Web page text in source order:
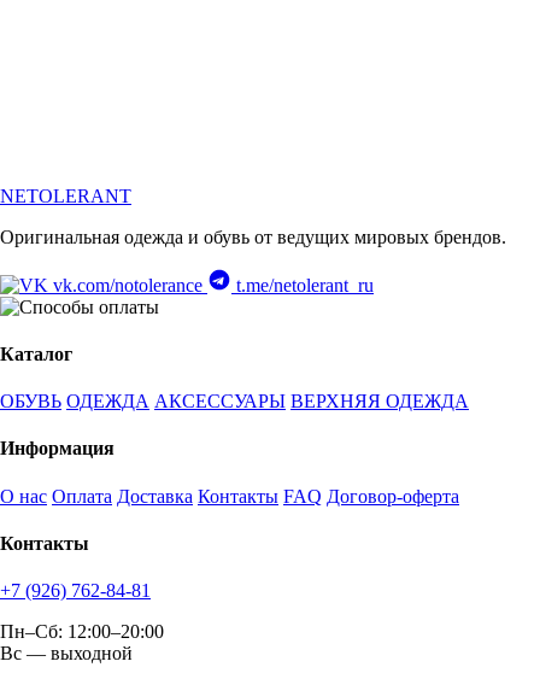
NETOLERANT
Оригинальная одежда и обувь от ведущих мировых брендов.
vk.com/notolerance t.me/netolerant_ru
Каталог
ОБУВЬ ОДЕЖДА АКСЕССУАРЫ ВЕРХНЯЯ ОДЕЖДА
Информация
О нас Оплата Доставка Контакты FAQ Договор-оферта
Контакты
+7 (926) 762-84-81
Пн–Сб: 12:00–20:00
Вс — выходной